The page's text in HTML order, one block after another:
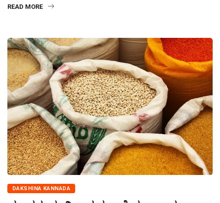
READ MORE
DAKSHINA KANNADA